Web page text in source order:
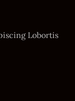
Lobortis